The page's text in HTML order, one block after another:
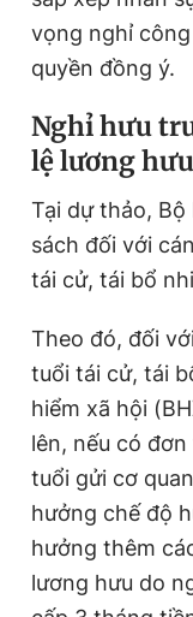
vọng nghỉ
quyền đồng ý.
Nghỉ hưu
lệ lương hưu
Tại dự thảo,
sách đối với
tái cử, tái bổ
Theo đó, đối
tuổi tái cử, tái
hiểm xã hội
lên, nếu có
tuổi gửi cơ
hưởng chế độ
hưởng thêm
lương hưu do